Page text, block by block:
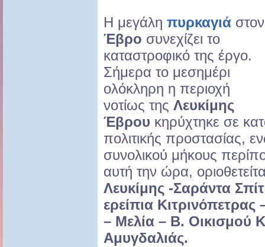
Η μεγάλη πυρκαγιά στον
Έβρο συνεχίζει το
καταστροφικό της έργο.
Σήμερα το μεσημέρι
ολόκληρη η περιοχή
νοτίως της Λευκίμης
Έβρου κηρύχτηκε σε
πολιτικής προστασίας,
συνολικού μήκους
αυτή την ώρα,
Λευκίμης -Σαράντα
ερείπια
– Μελία – Β. Οικισμού
Αμυγδαλιάς.